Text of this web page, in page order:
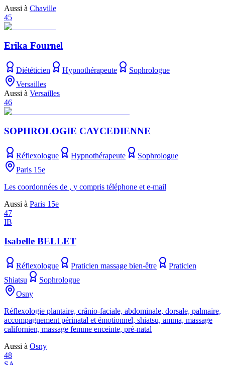
Aussi à Chaville
45
Erika Fournel
Diététicien Hypnothérapeute
Sophrologue
Versailles
Aussi à Versailles
46
SOPHROLOGIE CAYCEDIENNE
Réflexologue Hypnothérapeute
Sophrologue
Paris 15e
Les coordonnées de , y compris téléphone et e-mail
Aussi à Paris 15e
47
IB
Isabelle BELLET
Réflexologue Praticien massage bien-être
Praticien
Shiatsu
Sophrologue
Osny
Réflexologie plantaire, crânio-faciale, abdominale, dorsale, palmaire,
accompagnement périnatal et émotionnel, shiatsu, amma, massage
californien, massage femme enceinte, pré-natal
Aussi à Osny
48